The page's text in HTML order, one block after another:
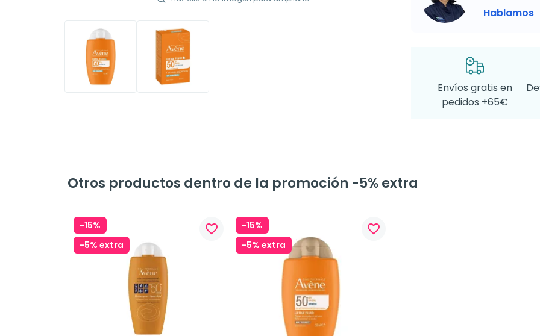
Hablamos
Envíos gratis en
pedidos +65€
Otros productos dentro de la promoción -5% extra
-15%
-5% extra
favorite_border
-15%
-5% extra
favorite_border